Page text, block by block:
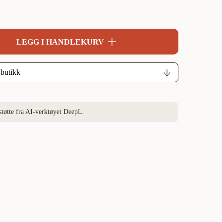
LEGG I HANDLEKURV
fra AI-verktøyet DeepL.